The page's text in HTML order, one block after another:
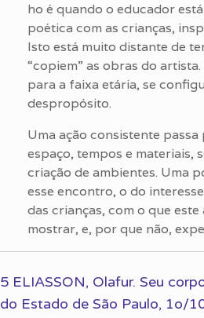
ho é quando o educador
poética com as crianças,
Isto está muito distante de
“copiem” as obras do
para a faixa etária, se
despropósito.
Uma ação consistente passa
espaço, tempos e materiais,
criação de ambientes. Uma
esse encontro, o do
das crianças, com o que
mostrar, e, por que não,
5 ELIASSON, Olafur. Seu
do Estado de São Paulo, 1o/